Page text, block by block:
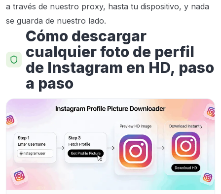
a través de nuestro proxy, hasta tu dispositivo, y nada
se guarda de nuestro lado.
Cómo descargar
cualquier foto de perfil
de Instagram en HD, paso
a paso